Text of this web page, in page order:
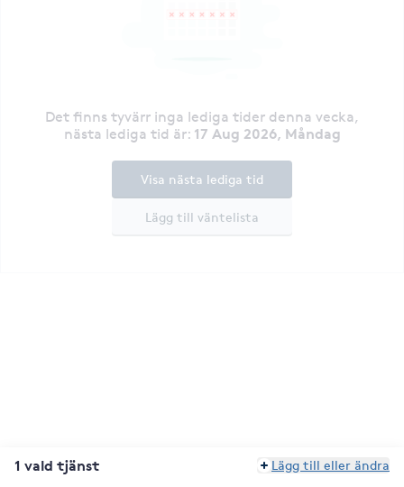
Det finns tyvärr inga lediga tider denna vecka,
nästa lediga tid är: 17 Aug 2026, Måndag
Lägg till väntelista
Visa nästa lediga tid
1 vald tjänst Lägg till eller ändra